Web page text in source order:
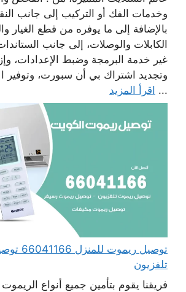
وخدمات الفك أو التركيب إلى جانب
بالإضافة إلى ما يوفره من قطع الغيار
الكابلات والوصلات، إلى جانب
غير خدمة البرمجة وضبط الإعدادات،
وتجديد اشتراك بي أن سبورت، وتوفير
... اقرأ المزيد
توصيل
تلفزيون
فريقنا يقوم بتأمين جميع أنواع